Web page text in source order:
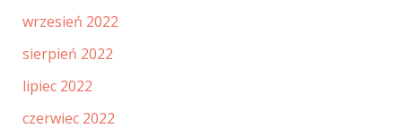
wrzesień 2022
sierpień 2022
lipiec 2022
czerwiec 2022